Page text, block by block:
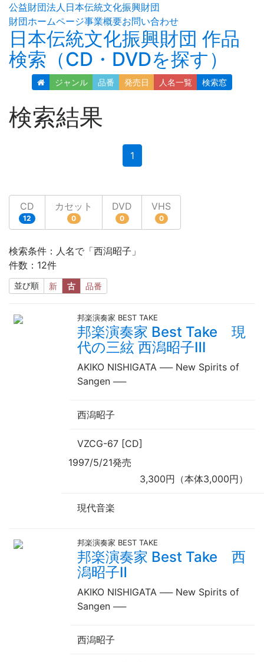
公益財団法人日本伝統文化振興財団
財団ホームページ事業概要お問い合わせ
日本伝統文化振興財団 作品
検索（CD・DVDを探す）
ジャンル 品番 発売日 人名一覧 検索窓
検索結果
1(current)
CD
12
カセット
0
DVD
0
VHS
0
検索条件：人名で「西潟昭子」
件数：12件
並び順 新 古 品番
邦楽演奏家 BEST TAKE
邦楽演奏家 Best Take 現
代の三絃 西潟昭子Ⅲ
AKIKO NISHIGATA ──New Spirits of
Sangen ──
西潟昭子
VZCG-67 [CD]
1997/5/21発売
3,300円（本体3,000円）
現代音楽
邦楽演奏家 BEST TAKE
邦楽演奏家 Best Take 西
潟昭子Ⅱ
AKIKO NISHIGATA ──New Spirits of
Sangen ──
西潟昭子